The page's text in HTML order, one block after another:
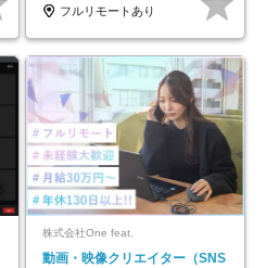
フルリモートあり
株式会社One feat.
動画・映像クリエイター（SNS